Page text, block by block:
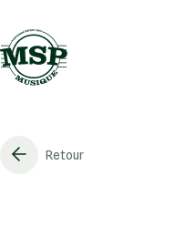
Retour